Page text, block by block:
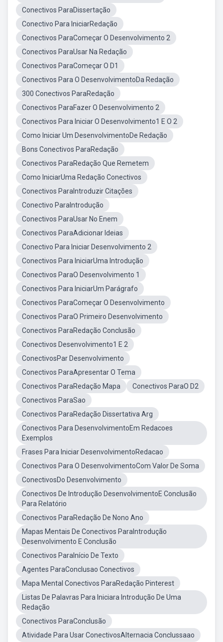
Conectivos ParaDissertação
Conectivo Para IniciarRedação
Conectivos ParaComeçar O Desenvolvimento 2
Conectivos ParaUsar Na Redação
Conectivos ParaComeçar O D1
Conectivos Para O DesenvolvimentoDa Redação
300 Conectivos ParaRedação
Conectivos ParaFazer O Desenvolvimento 2
Conectivos Para Iniciar O Desenvolvimento1 E O 2
Como Iniciar Um DesenvolvimentoDe Redação
Bons Conectivos ParaRedação
Conectivos ParaRedação Que Remetem
Como IniciarUma Redação Conectivos
Conectivos ParaIntroduzir Citações
Conectivo ParaIntrodução
Conectivos ParaUsar No Enem
Conectivos ParaAdicionar Ideias
Conectivo Para Iniciar Desenvolvimento 2
Conectivos Para IniciarUma Introdução
Conectivos ParaO Desenvolvimento 1
Conectivos Para IniciarUm Parágrafo
Conectivos ParaComeçar O Desenvolvimento
Conectivos ParaO Primeiro Desenvolvimento
Conectivos ParaRedação Conclusão
Conectivos Desenvolvimento1 E 2
ConectivosPar Desenvolvimento
Conectivos ParaApresentar O Tema
Conectivos ParaRedação Mapa
Conectivos ParaO D2
Conectivos ParaSao
Conectivos ParaRedação Dissertativa Arg
Conectivos Para DesenvolvimentoEm Redacoes
Exemplos
Frases Para Iniciar DesenvolvimentoRedacao
Conectivos Para O DesenvolvimentoCom Valor De Soma
ConectivosDo Desenvolvimento
Conectivos De Introdução DesenvolvimentoE Conclusão
Para Relatório
Conectivos ParaRedação De Nono Ano
Mapas Mentais De Conectivos ParaIntrodução
Desenvolvimento E Conclusão
Conectivos ParaInício De Texto
Agentes ParaConclusao Conectivos
Mapa Mental Conectivos ParaRedação Pinterest
Listas De Palavras Para Iniciara Introdução De Uma
Redação
Conectivos ParaConclusão
Atividade Para Usar ConectivosAlternacia Conclussaao